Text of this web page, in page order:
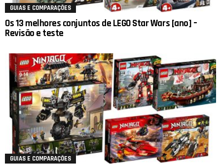
GUIAS E COMPARAÇÕES
Os 13 melhores conjuntos de LEGO Star Wars [ano] –
Revisão e teste
GUIAS E COMPARAÇÕES